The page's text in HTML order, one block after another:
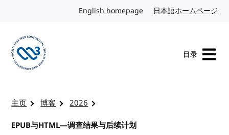
English homepage英文日本語ホームページ
目录
主页 博客
2026
EPUB与HTML—调查结果与后续计划